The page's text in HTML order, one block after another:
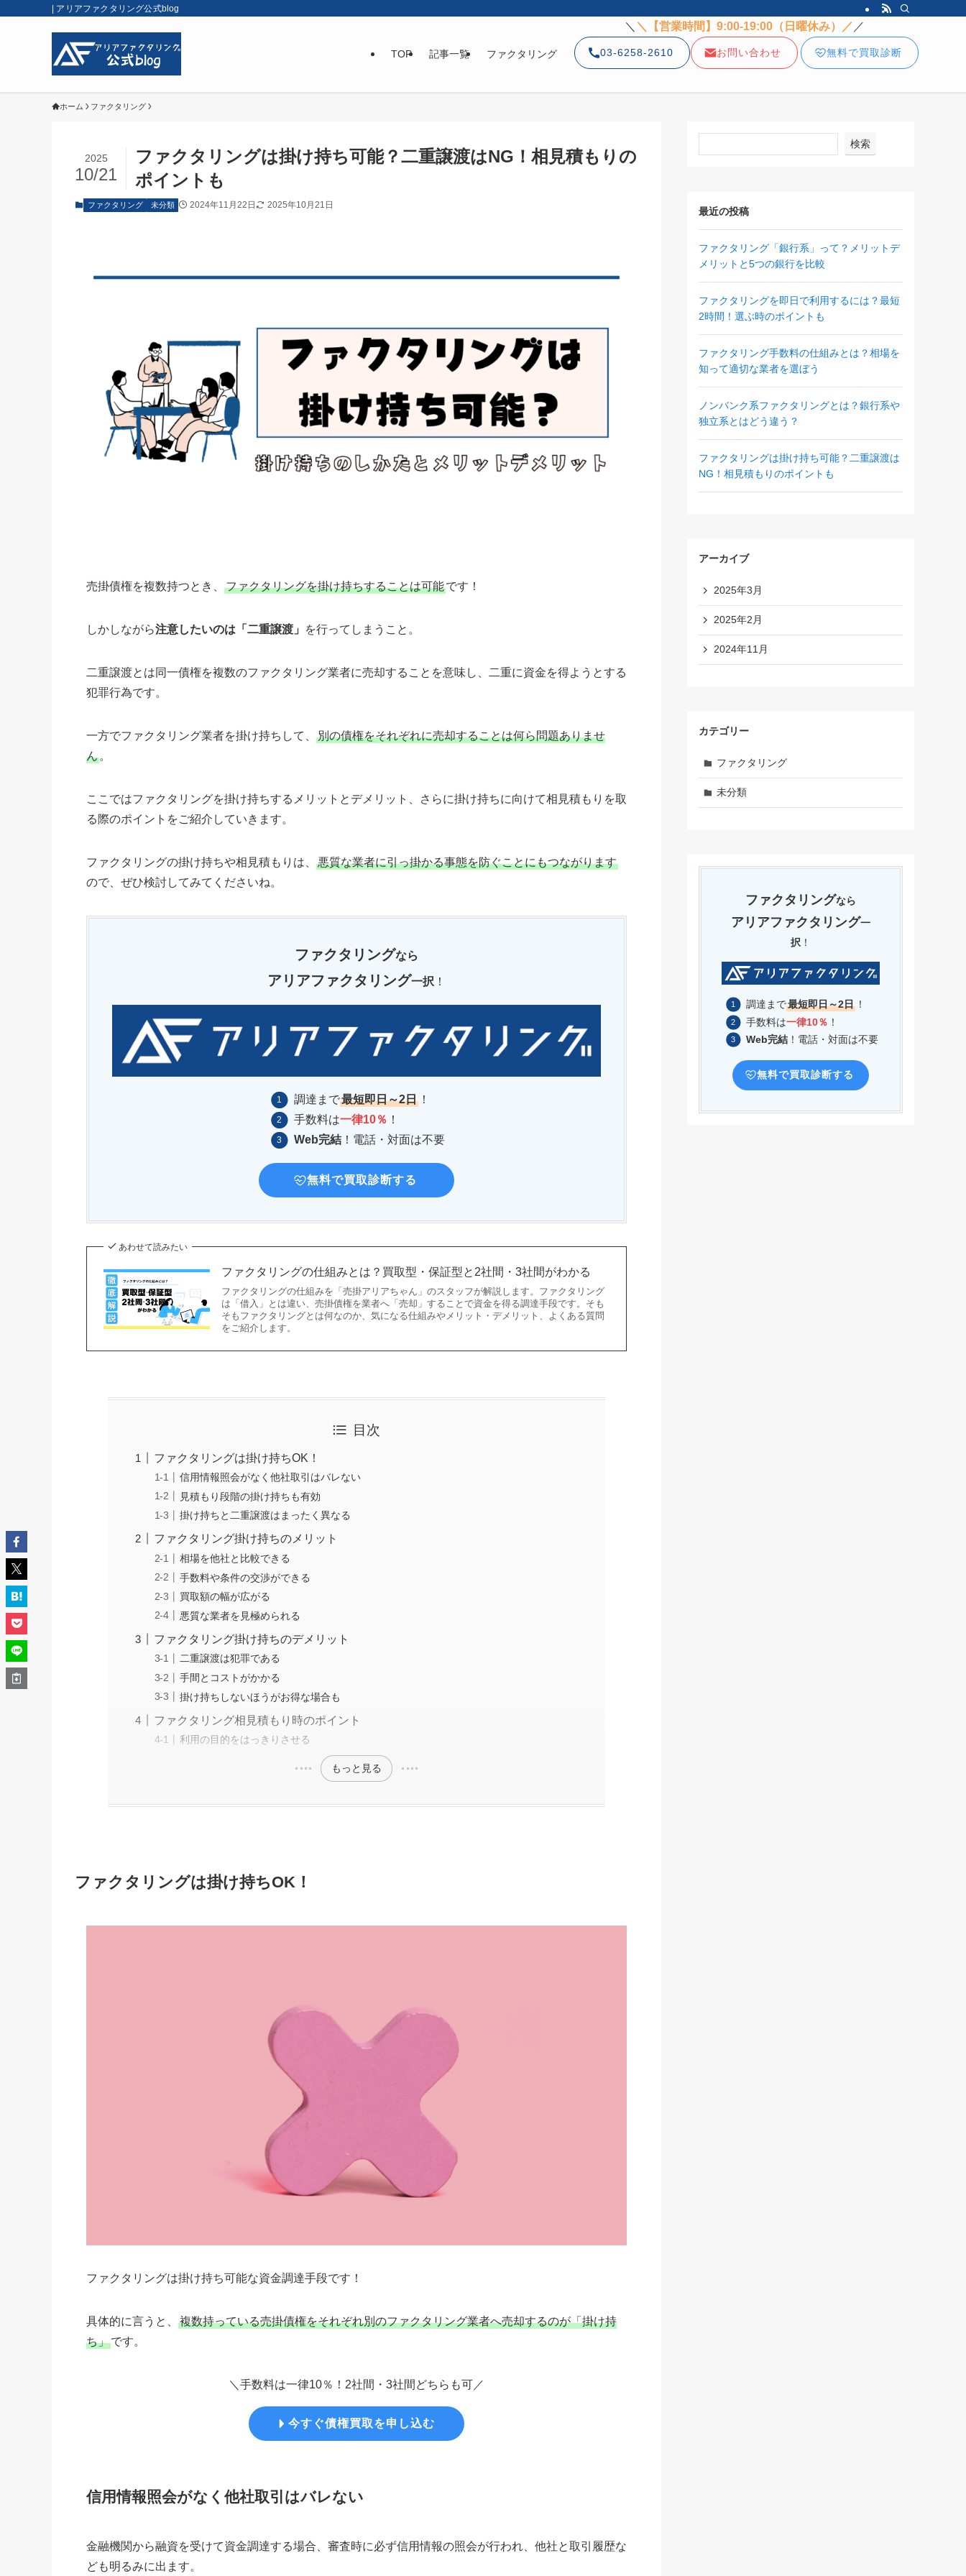
| アリアファクタリング公式blog
TOP 記事一覧 ファクタリング
＼ ＼【営業時間】9:00-19:00（日曜休み）／ ／
03-6258-2610 お問い合わせ 無料で買取診断
ホーム ファクタリング
ファクタリングは掛け持ち可能？二重譲渡はNG！相見積もりの
ポイントも
2025
10/21
ファクタリング 未分類 2024年11月22日 2025年10月21日
売掛債権を複数持つとき、 ファクタリングを掛け持ちすることは可能です！
しかしながら注意したいのは「二重譲渡」 を行ってしまうこと。
二重譲渡とは同一債権を複数のファクタリング業者に売却することを意味し、二重に資金を得ようとする
犯罪行為です。
一方でファクタリング業者を掛け持ちして、
別の債権をそれぞれに売却することは何ら問題ありませ
ん。
ここではファクタリングを掛け持ちするメリットとデメリット、さらに掛け持ちに向けて相見積もりを取
る際のポイントをご紹介していきます。
ファクタリングの掛け持ちや相見積もりは、
悪質な業者に引っ掛かる事態を防ぐことにもつながります
ので、ぜひ検討してみてくださいね。
ファクタリングなら
アリアファクタリング一択 ！
調達まで最短即日～2日 ！
手数料は一律10％ ！
Web完結 ！電話・対面は不要
無料で買取診断する
あわせて読みたい
ファクタリングの仕組みとは？買取型・保証型と2社間・3社間がわかる
ファクタリングの仕組みを「売掛アリアちゃん」のスタッフが解説します。ファクタリング
は「借入」とは違い、売掛債権を業者へ「売却」することで資金を得る調達手段です。そも
そもファクタリングとは何なのか、気になる仕組みやメリット・デメリット、よくある質問
をご紹介します。
目次
ファクタリングは掛け持ちOK！
信用情報照会がなく他社取引はバレない
見積もり段階の掛け持ちも有効
掛け持ちと二重譲渡はまったく異なる
ファクタリング掛け持ちのメリット
相場を他社と比較できる
手数料や条件の交渉ができる
買取額の幅が広がる
悪質な業者を見極められる
ファクタリング掛け持ちのデメリット
二重譲渡は犯罪である
手間とコストがかかる
掛け持ちしないほうがお得な場合も
ファクタリング相見積もり時のポイント
利用の目的をはっきりさせる
もっと見る
ファクタリングは掛け持ちOK！
ファクタリングは掛け持ち可能な資金調達手段です！
具体的に言うと、
複数持っている売掛債権をそれぞれ別のファクタリング業者へ売却するのが「掛け持
ち」です。
＼手数料は一律10％！2社間・3社間どちらも可／
今すぐ債権買取を申し込む
信用情報照会がなく他社取引はバレない
金融機関から融資を受けて資金調達する場合、審査時に必ず信用情報の照会が行われ、他社と取引履歴な
ども明るみに出ます。
検索
最近の投稿
ファクタリング「銀行系」って？メリットデ
メリットと5つの銀行を比較
ファクタリングを即日で利用するには？最短
2時間！選ぶ時のポイントも
ファクタリング手数料の仕組みとは？相場を
知って適切な業者を選ぼう
ノンバンク系ファクタリングとは？銀行系や
独立系とはどう違う？
ファクタリングは掛け持ち可能？二重譲渡は
NG！相見積もりのポイントも
アーカイブ
2025年3月
2025年2月
2024年11月
カテゴリー
ファクタリング
未分類
ファクタリングなら
アリアファクタリング一
択 ！
調達まで最短即日～2日！
手数料は一律10％ ！
Web完結！電話・対面は不要
無料で買取診断する